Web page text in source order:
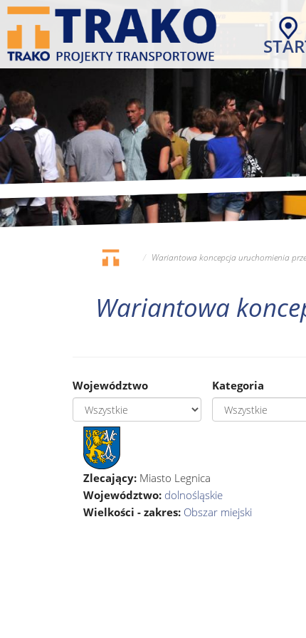
Przejdź
Wariantowa koncepcja uruchomienia
Wariantowa
Województwo Kategoria
Zlecający: Miasto Legnica
Województwo: dolnośląskie
Wielkości - zakres: Obszar miejski